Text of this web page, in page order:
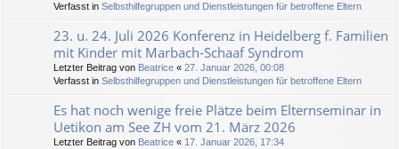
Verfasst in Selbsthilfegruppen und Dienstleistungen für betroffene Eltern
23. u. 24. Juli 2026 Konferenz in Heidelberg f. Familien
mit Kinder mit Marbach-Schaaf Syndrom
Letzter Beitrag von Beatrice « 27. Januar 2026, 00:08
Verfasst in Selbsthilfegruppen und Dienstleistungen für betroffene Eltern
Es hat noch wenige freie Plätze beim Elternseminar in
Uetikon am See ZH vom 21. März 2026
Letzter Beitrag von Beatrice « 17. Januar 2026, 17:34